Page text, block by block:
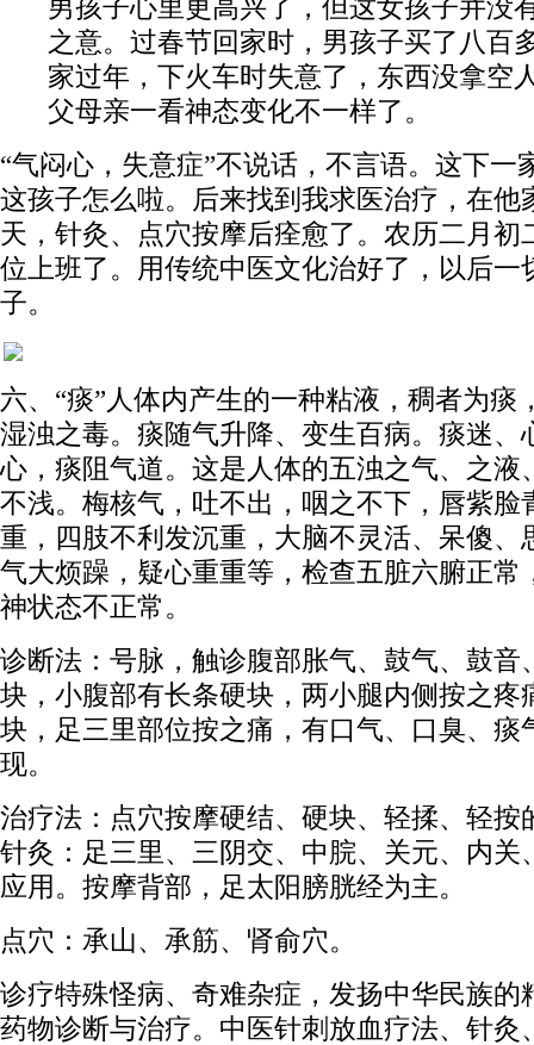
男孩子心里更高兴了，但这女孩子并没
之意。过春节回家时，男孩子买了八百
家过年，下火车时失意了，东西没拿空
父母亲一看神态变化不一样了。
“气闷心，失意症”不说话，不言语。这下一
这孩子怎么啦。后来找到我求医治疗，在他
天，针灸、点穴按摩后痊愈了。农历二月初
位上班了。用传统中医文化治好了，以后一
子。
六、“痰”人体内产生的一种粘液，稠者为痰
湿浊之毒。痰随气升降、变生百病。痰迷、
心，痰阻气道。这是人体的五浊之气、之液
不浅。梅核气，吐不出，咽之不下，唇紫脸
重，四肢不利发沉重，大脑不灵活、呆傻、
气大烦躁，疑心重重等，检查五脏六腑正常
神状态不正常。
诊断法：号脉，触诊腹部胀气、鼓气、鼓音
块，小腹部有长条硬块，两小腿内侧按之疼
块，足三里部位按之痛，有口气、口臭、痰
现。
治疗法：点穴按摩硬结、硬块、轻揉、轻按
针灸：足三里、三阴交、中脘、关元、内关
应用。按摩背部，足太阳膀胱经为主。
点穴：承山、承筋、肾俞穴。
诊疗特殊怪病、奇难杂症，发扬中华民族的
药物诊断与治疗。中医针刺放血疗法、针灸